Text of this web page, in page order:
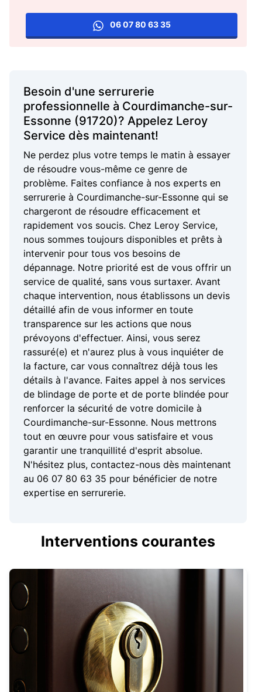
06 07 80 63 35
Besoin d'une serrurerie
professionnelle à Courdimanche-sur-
Essonne (91720)? Appelez Leroy
Service dès maintenant!
Ne perdez plus votre temps le matin à essayer
de résoudre vous-même ce genre de
problème. Faites confiance à nos experts en
serrurerie à Courdimanche-sur-Essonne qui se
chargeront de résoudre efficacement et
rapidement vos soucis. Chez Leroy Service,
nous sommes toujours disponibles et prêts à
intervenir pour tous vos besoins de
dépannage. Notre priorité est de vous offrir un
service de qualité, sans vous surtaxer. Avant
chaque intervention, nous établissons un devis
détaillé afin de vous informer en toute
transparence sur les actions que nous
prévoyons d'effectuer. Ainsi, vous serez
rassuré(e) et n'aurez plus à vous inquiéter de
la facture, car vous connaîtrez déjà tous les
détails à l'avance. Faites appel à nos services
de blindage de porte et de porte blindée pour
renforcer la sécurité de votre domicile à
Courdimanche-sur-Essonne. Nous mettrons
tout en œuvre pour vous satisfaire et vous
garantir une tranquillité d'esprit absolue.
N'hésitez plus, contactez-nous dès maintenant
au 06 07 80 63 35 pour bénéficier de notre
expertise en serrurerie.
Interventions courantes